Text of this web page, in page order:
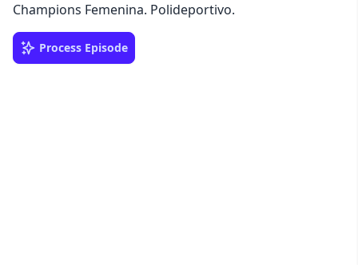
Champions Femenina. Polideportivo.
Process Episode